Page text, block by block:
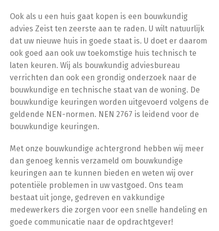
Ook als u een huis gaat kopen is een bouwkundig
advies Zeist ten zeerste aan te raden. U wilt natuurlijk
dat uw nieuwe huis in goede staat is. U doet er daarom
ook goed aan ook uw toekomstige huis technisch te
laten keuren. Wij als bouwkundig adviesbureau
verrichten dan ook een grondig onderzoek naar de
bouwkundige en technische staat van de woning. De
bouwkundige keuringen worden uitgevoerd volgens de
geldende NEN-normen. NEN 2767 is leidend voor de
bouwkundige keuringen.
Met onze bouwkundige achtergrond hebben wij meer
dan genoeg kennis verzameld om bouwkundige
keuringen aan te kunnen bieden en weten wij over
potentiële problemen in uw vastgoed. Ons team
bestaat uit jonge, gedreven en vakkundige
medewerkers die zorgen voor een snelle handeling en
goede communicatie naar de opdrachtgever!